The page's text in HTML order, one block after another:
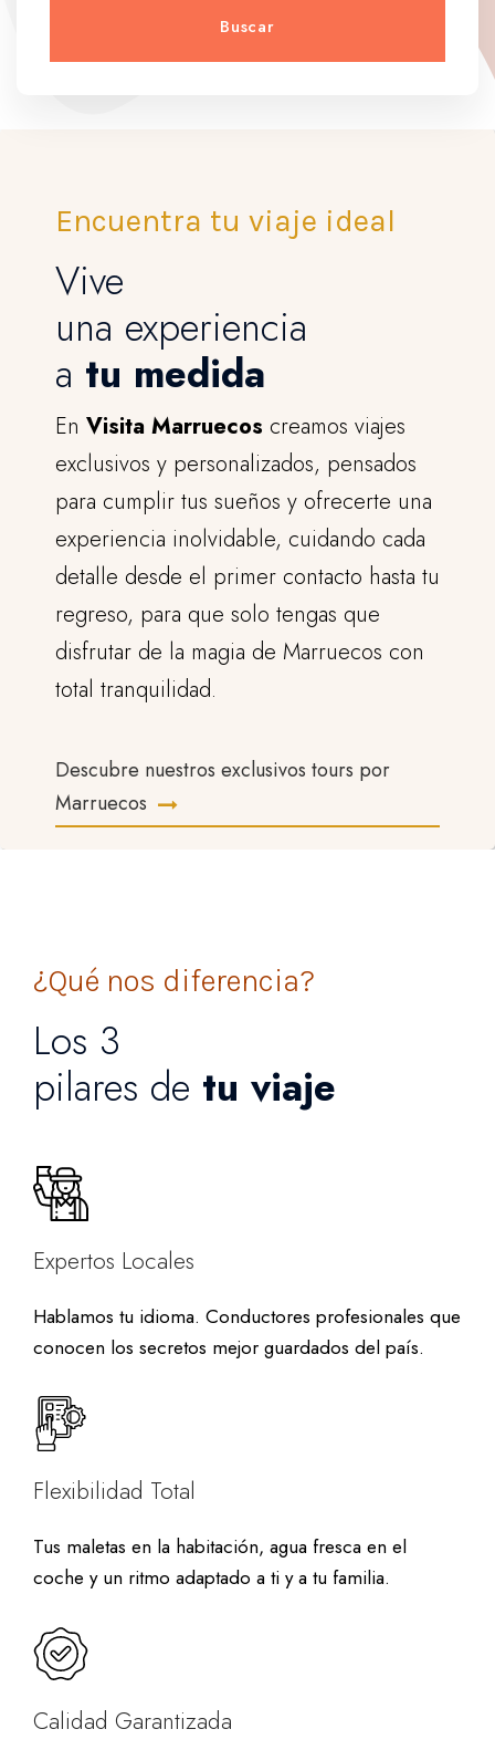
Encuentra tu viaje ideal
Vive
una experiencia
a tu medida
En Visita Marruecos creamos viajes
exclusivos y personalizados, pensados
para cumplir tus sueños y ofrecerte una
experiencia inolvidable, cuidando cada
detalle desde el primer contacto hasta tu
regreso, para que solo tengas que
disfrutar de la magia de Marruecos con
total tranquilidad.
Descubre nuestros exclusivos tours por
Marruecos
¿Qué nos diferencia?
Los 3
pilares de tu viaje
Expertos Locales
Hablamos tu idioma. Conductores profesionales que
conocen los secretos mejor guardados del país.
Flexibilidad Total
Tus maletas en la habitación, agua fresca en el
coche y un ritmo adaptado a ti y a tu familia.
Calidad Garantizada